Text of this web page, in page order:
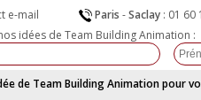
e-mail Paris -Saclay : 01 60
idées de Team Building Animation :
de Team Building Animation pour